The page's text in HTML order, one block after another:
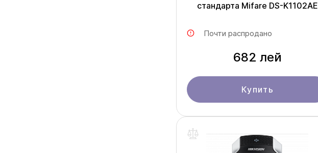
стандарта Mifare DS-K1102AE
Почти распродано
682 лей
Купить